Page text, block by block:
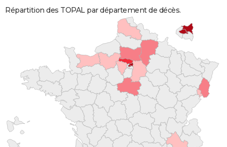
Répartition des TOPAL par département de décès.